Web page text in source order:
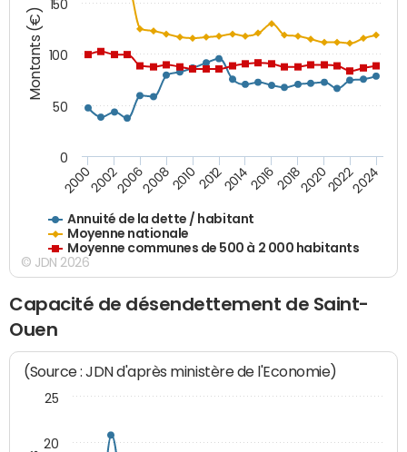
Montants (€)
Annuité de la dette / habitant
Moyenne nationale
Moyenne communes de 500 à 2 000 habitants
200020022006200820102012201420162018202020222024
0
50
100
150
© JDN 2026
Capacité de désendettement de Saint-
Ouen
(Source : JDN d'après ministère de l'Economie)
20
25